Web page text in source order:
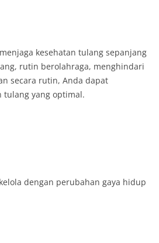
kesehatan tulang sepanjang
rutin berolahraga, menghindari
secara rutin, Anda dapat
tulang yang optimal.
dengan perubahan gaya hidup